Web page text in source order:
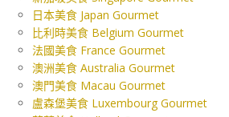
日本美食 Japan Gourmet
比利時美食 Belgium Gourmet
法國美食 France Gourmet
澳洲美食 Australia Gourmet
澳門美食 Macau Gourmet
盧森堡美食 Luxembourg Gourmet